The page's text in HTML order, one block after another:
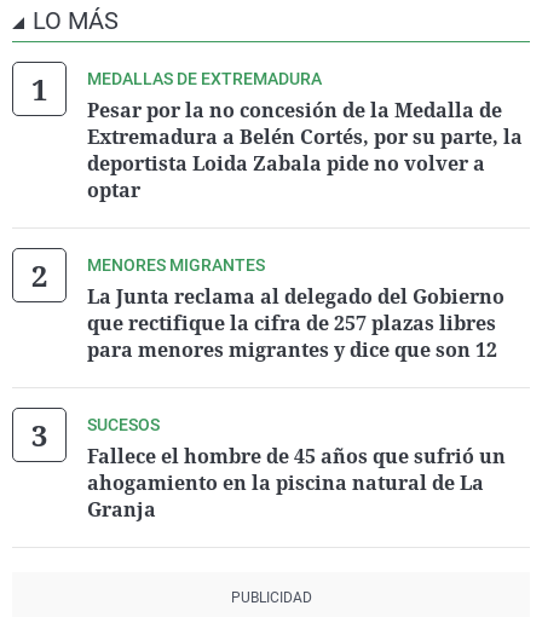
LO MÁS
MEDALLAS DE EXTREMADURA
Pesar por la no concesión de la Medalla de
Extremadura a Belén Cortés, por su parte, la
deportista Loida Zabala pide no volver a
optar
MENORES MIGRANTES
La Junta reclama al delegado del Gobierno
que rectifique la cifra de 257 plazas libres
para menores migrantes y dice que son 12
SUCESOS
Fallece el hombre de 45 años que sufrió un
ahogamiento en la piscina natural de La
Granja